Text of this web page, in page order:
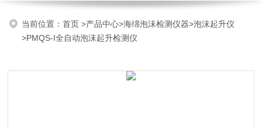
当前位置：首页>产品中心>海绵泡沫检测仪器>泡沫起升仪
>PMQS-I全自动泡沫起升检测仪